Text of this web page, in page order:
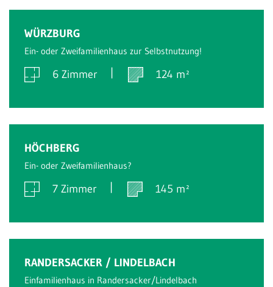
WÜRZBURG
Ein- oder Zweifamilienhaus zur Selbstnutzung!
6 Zimmer 124 m²
HÖCHBERG
Ein- oder Zweifamilienhaus?
7 Zimmer 145 m²
RANDERSACKER / LINDELBACH
Einfamilienhaus in Randersacker/Lindelbach